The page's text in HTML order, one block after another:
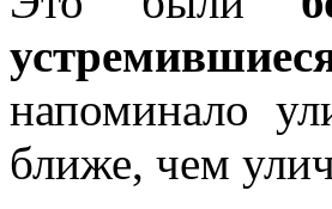
напоминало
ближе, чем